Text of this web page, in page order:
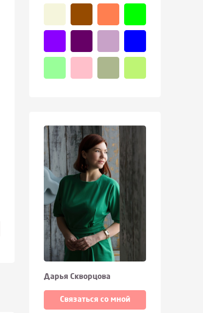
Дарья Скворцова
Связаться со мной